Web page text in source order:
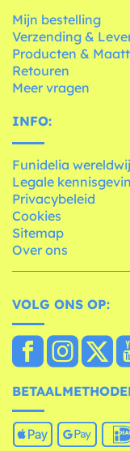
Mijn bestelling
Verzending &
Producten &
Retouren
Meer vragen
INFO:
Funidelia
Legale
Privacybeleid
Cookies
Sitemap
Over ons
VOLG ONS OP: